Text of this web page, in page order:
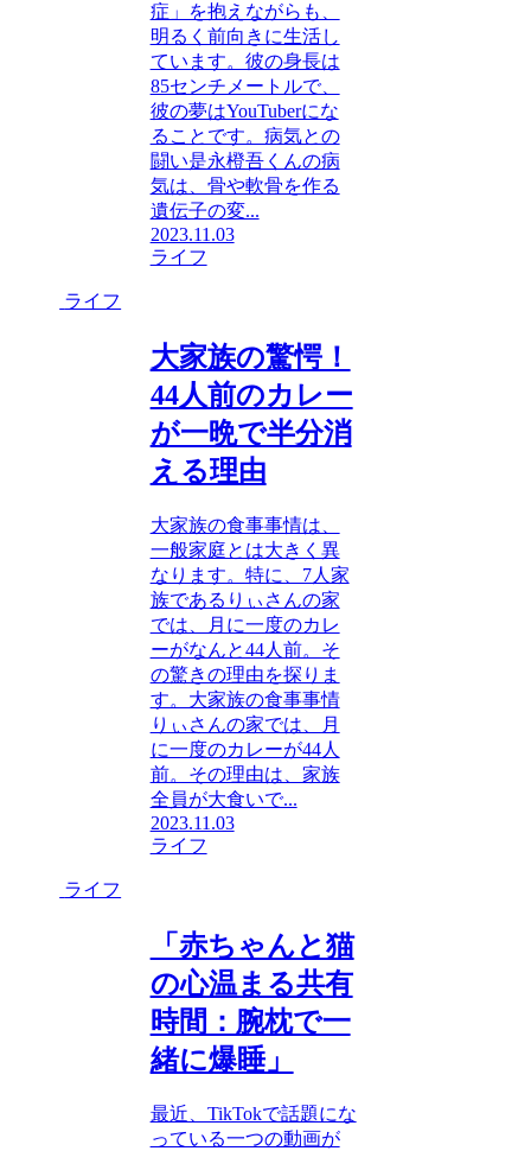
症」を抱えながらも、
明るく前向きに生活し
ています。彼の身長は
85センチメートルで、
彼の夢はYouTuberにな
ることです。病気との
闘い是永橙吾くんの病
気は、骨や軟骨を作る
遺伝子の変...
2023.11.03
ライフ
ライフ
大家族の驚愕！
44人前のカレー
が一晩で半分消
える理由
大家族の食事事情は、
一般家庭とは大きく異
なります。特に、7人家
族であるりぃさんの家
では、月に一度のカレ
ーがなんと44人前。そ
の驚きの理由を探りま
す。大家族の食事事情
りぃさんの家では、月
に一度のカレーが44人
前。その理由は、家族
全員が大食いで...
2023.11.03
ライフ
ライフ
「赤ちゃんと猫
の心温まる共有
時間：腕枕で一
緒に爆睡」
最近、TikTokで話題にな
っている一つの動画が